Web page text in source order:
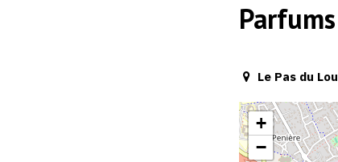
Le Pas du
+
−